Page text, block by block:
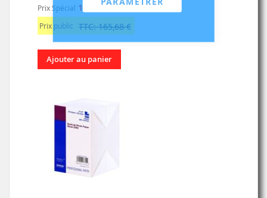
Prix Spécial 138,07 €
Prix public TTC: 165,68 €
Ajouter au panier